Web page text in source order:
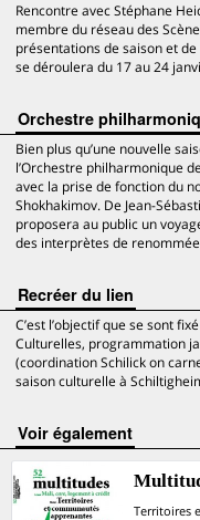
Rencontre avec Stéphane
membre du réseau des
présentations de saison et
se déroulera du 17 au 24
Orchestre
Bien plus qu’une nouvelle
l’Orchestre philharmonique
avec la prise de fonction du
Shokhakimov. De Jean-
proposera au public un
des interprètes de
Recréer du lien
C’est l’objectif que se sont
Culturelles, programmation
(coordination Schilick on
saison culturelle à
voir également
Territoires